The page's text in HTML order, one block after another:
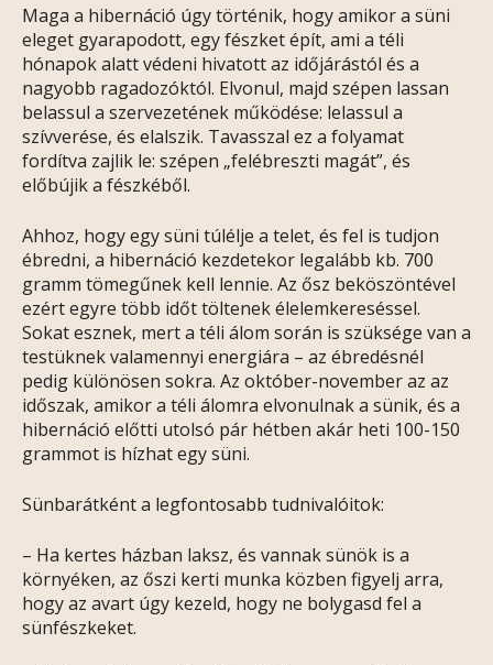
Maga a hibernáció úgy történik, hogy amikor a süni
eleget gyarapodott, egy fészket épít, ami a téli
hónapok alatt védeni hivatott az időjárástól és a
nagyobb ragadozóktól. Elvonul, majd szépen lassan
belassul a szervezetének működése: lelassul a
szívverése, és elalszik. Tavasszal ez a folyamat
fordítva zajlik le: szépen „felébreszti magát”, és
előbújik a fészkéből.
Ahhoz, hogy egy süni túlélje a telet, és fel is tudjon
ébredni, a hibernáció kezdetekor legalább kb. 700
gramm tömegűnek kell lennie. Az ősz beköszöntével
ezért egyre több időt töltenek élelemkereséssel.
Sokat esznek, mert a téli álom során is szüksége van a
testüknek valamennyi energiára – az ébredésnél
pedig különösen sokra. Az október-november az az
időszak, amikor a téli álomra elvonulnak a sünik, és a
hibernáció előtti utolsó pár hétben akár heti 100-150
grammot is hízhat egy süni.
Sünbarátként a legfontosabb tudnivalóitok:
– Ha kertes házban laksz, és vannak sünök is a
környéken, az őszi kerti munka közben figyelj arra,
hogy az avart úgy kezeld, hogy ne bolygasd fel a
sünfészkeket.